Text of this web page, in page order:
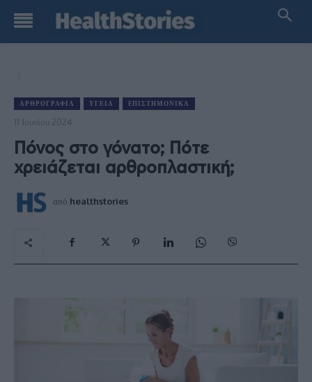
ΑΡΘΡΟΓΡΑΦΊΑ ΥΓΕΊΑ EΠΙΣΤΗΜΟΝΙΚΆ
11 Ιουνίου 2024
Πόνος στο γόνατο; Πότε
χρειάζεται αρθροπλαστική;
από healthstories